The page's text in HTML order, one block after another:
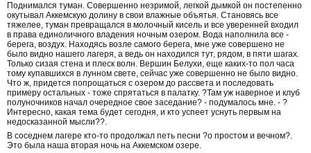
Поднимался туман. Совершенно незримой, легкой дымкой он постепенно
окутывал Аккемскую долину в свои влажные объятья. Становясь все
тяжелее, туман превращался в молочный кисель и все уверенней входил
в права единоличного владения ночным озером. Вода наполнила все -
берега, воздух. Находясь возле самого берега, мне уже совершено не
было видно нашего лагеря, а ведь он находился тут, рядом, в пяти шагах.
Только сизая стена и плеск волн. Вершин Белухи, еще каких-то пол часа
тому купавшихся в лунном свете, сейчас уже совершенно не было видно.
Что ж, придется попрощаться с озером до рассвета и последовать
примеру остальных - тоже спрятаться в палатку. ?Там уж наверное и клуб
полуночников начал очередное свое заседание? - подумалось мне. - ?
Интересно, какая тема будет сегодня, и кто успеет уснуть первым на
недосказанной мысли??.
В соседнем лагере кто-то продолжал петь песни ?о простом и вечном?.
Это была наша вторая ночь на Аккемском озере.